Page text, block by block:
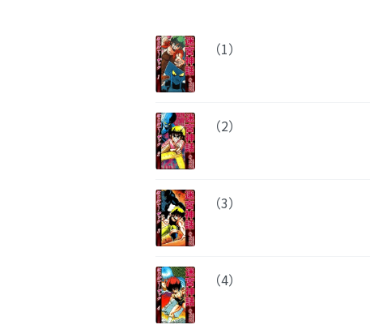
（1）
（2）
（3）
（4）